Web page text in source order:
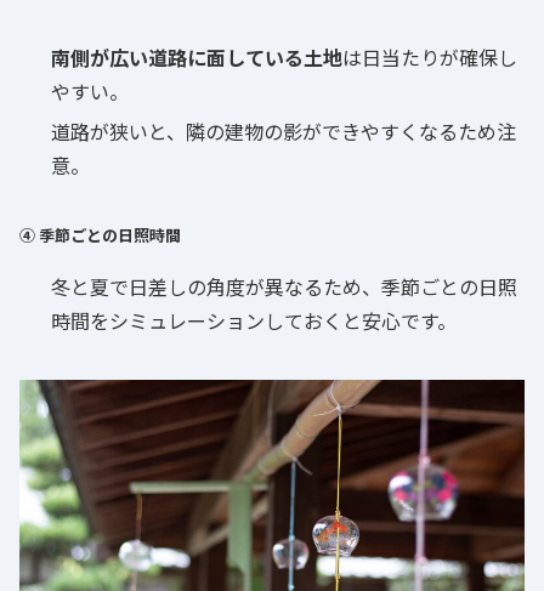
南側が広い道路に面している土地は日当たりが確保し
やすい。
道路が狭いと、隣の建物の影ができやすくなるため注
意。
④ 季節ごとの日照時間
冬と夏で日差しの角度が異なるため、季節ごとの日照
時間をシミュレーションしておくと安心です。